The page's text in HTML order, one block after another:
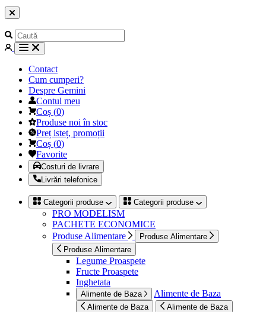
Contact
Cum cumperi?
Despre Gemini
Contul meu
Coș (0)
Produse noi în stoc
Preț isteț, promoții
Coș (0)
Favorite
Costuri de livrare
Livrări telefonice
Categorii produse Categorii produse
PRO MODELISM
PACHETE ECONOMICE
Produse Alimentare
Produse Alimentare
Produse Alimentare
Legume Proaspete
Fructe Proaspete
Inghetata
Alimente de Baza Alimente de Baza
Alimente de Baza Alimente de Baza